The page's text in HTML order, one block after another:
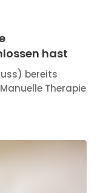
hast
bereits
Therapie